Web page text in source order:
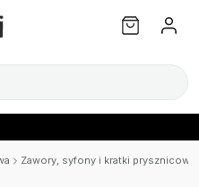
Zawory, syfony i kratki prysznicowe